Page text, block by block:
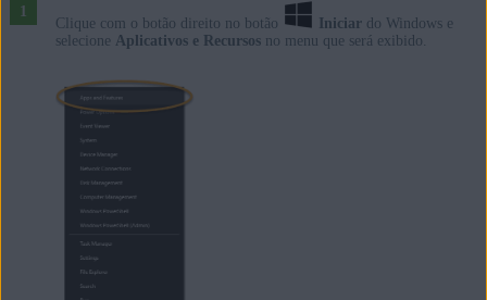
Clique com o botão direito no botão Iniciardo Windows e
selecione Aplicativos e Recursosno menu que será exibido.